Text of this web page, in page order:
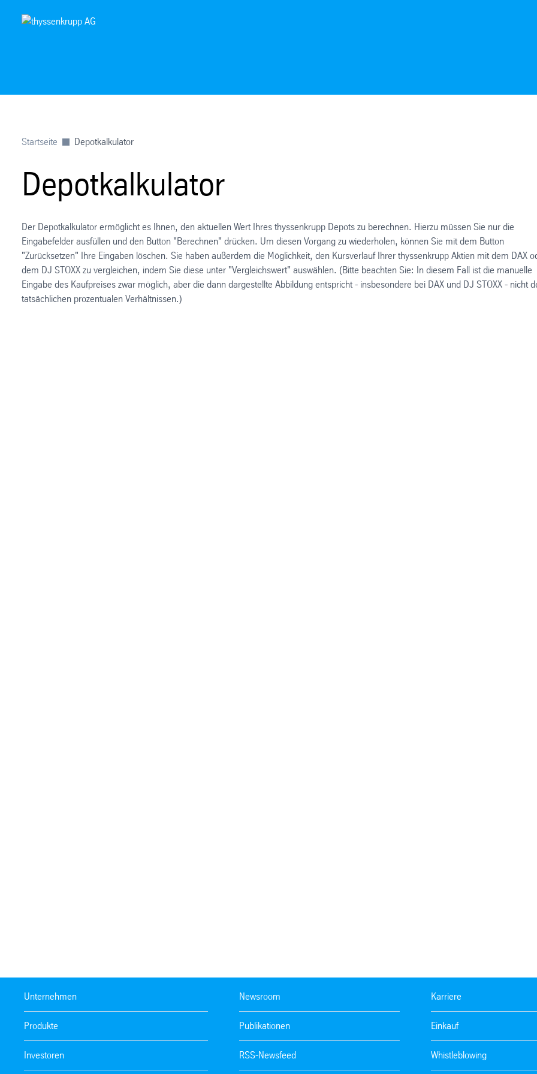
Startseite Depotkalkulator
Depotkalkulator
Der Depotkalkulator ermöglicht es Ihnen, den aktuellen Wert Ihres thyssenkrupp Depots zu berechnen. Hierzu müssen Sie nur die
Eingabefelder ausfüllen und den Button "Berechnen" drücken. Um diesen Vorgang zu wiederholen, können Sie mit dem Button
"Zurücksetzen" Ihre Eingaben löschen. Sie haben außerdem die Möglichkeit, den Kursverlauf Ihrer thyssenkrupp Aktien mit dem DAX
dem DJ STOXX zu vergleichen, indem Sie diese unter "Vergleichswert" auswählen. (Bitte beachten Sie: In diesem Fall ist die manuelle
Eingabe des Kaufpreises zwar möglich, aber die dann dargestellte Abbildung entspricht - insbesondere bei DAX und DJ STOXX - nicht
tatsächlichen prozentualen Verhältnissen.)
Unternehmen
Produkte
Investoren
Newsroom
Publikationen
RSS-Newsfeed
Karriere
Einkauf
Whistleblowing